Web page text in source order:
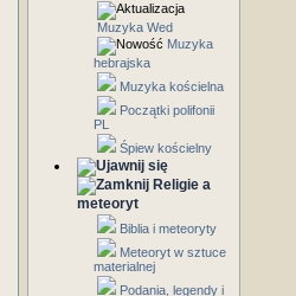
Muzyka Wed
Muzyka
hebrajska
Muzyka kościelna
Początki polifonii
PL
Śpiew kościelny
Religie a
meteoryt
Biblia i meteoryty
Meteoryt w sztuce
materialnej
Podania, legendy i